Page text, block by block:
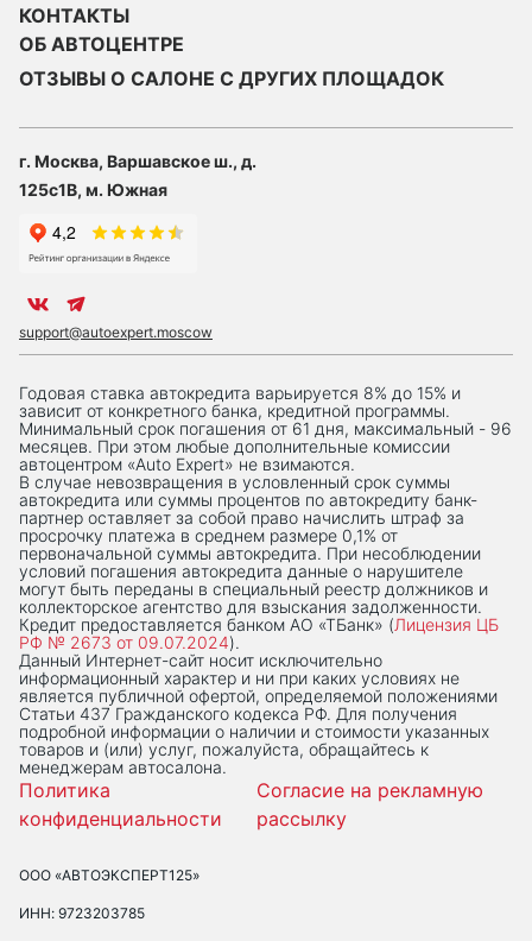
КОНТАКТЫ
ОБ АВТОЦЕНТРЕ
ОТЗЫВЫ О САЛОНЕ С ДРУГИХ ПЛОЩАДОК
г. Москва, Варшавское ш., д.
125с1В, м. Южная
support@autoexpert.moscow
Годовая ставка автокредита варьируется 8% до 15% и
зависит от конкретного банка, кредитной программы.
Минимальный срок погашения от 61 дня, максимальный - 96
месяцев. При этом любые дополнительные комиссии
автоцентром «Auto Expert» не взимаются.
В случае невозвращения в условленный срок суммы
автокредита или суммы процентов по автокредиту банк-
партнер оставляет за собой право начислить штраф за
просрочку платежа в среднем размере 0,1% от
первоначальной суммы автокредита. При несоблюдении
условий погашения автокредита данные о нарушителе
могут быть переданы в специальный реестр должников и
коллекторское агентство для взыскания задолженности.
Кредит предоставляется банком АО «ТБанк» (Лицензия ЦБ
РФ № 2673 от 09.07.2024).
Данный Интернет-сaйт носит исключительно
информационный характер и ни при каких условиях не
является публичной офертой, определяемой положениями
Статьи 437 Гражданского кодекса РФ. Для получения
подробной информации о наличии и стоимости указанных
товаров и (или) услуг, пожалуйста, обращайтесь к
менеджерам автосалона.
Политика
конфиденциальности
Согласие на рекламную
рассылку
ООО «АВТОЭКСПЕРТ125»
ИНН: 9723203785